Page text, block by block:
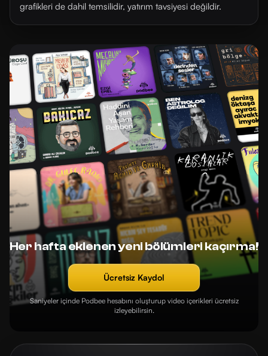
grafikleri de dahil temsilidir, yatırım tavsiyesi değildir.
Her hafta eklenen yeni bölümleri kaçırma!
Ücretsiz Kaydol
Saniyeler içinde Podbee hesabını oluşturup video içerikleri ücretsiz
izleyebilirsin.